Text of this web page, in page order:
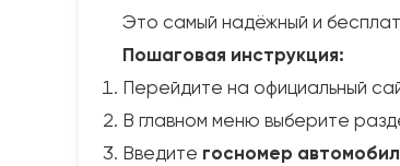
Это самый надёжный и
Пошаговая инструкция:
Перейдите на официальный
В главном меню выберите
Введите госномер